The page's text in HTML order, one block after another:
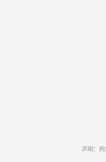
声明：